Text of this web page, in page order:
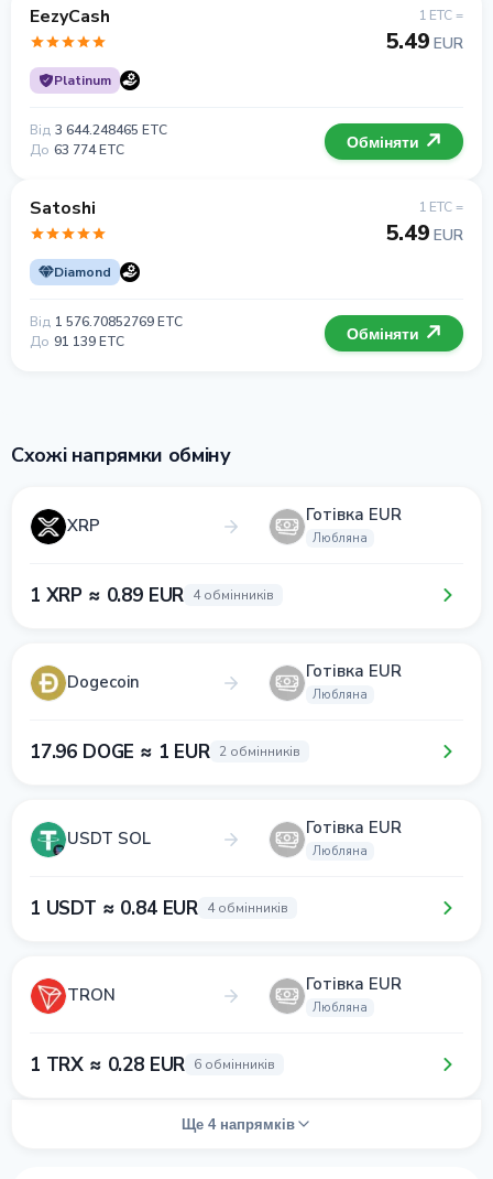
EezyCash
Platinum
1 ETC =
5.49 EUR
Від 3 644.248465 ETC
До 63 774 ETC Обміняти
Satoshi
Diamond
1 ETC =
5.49 EUR
Від 1 576.70852769 ETC
До 91 139 ETC Обміняти
Схожі напрямки обміну
XRP Готівка EUR
Любляна
1 XRP ≈ 0.89 EUR 4 обмінників
Dogecoin Готівка EUR
Любляна
17.96 DOGE ≈ 1 EUR 2 обмінників
USDT SOL Готівка EUR
Любляна
1 USDT ≈ 0.84 EUR 4 обмінників
TRON Готівка EUR
Любляна
1 TRX ≈ 0.28 EUR 6 обмінників
Ще 4 напрямків